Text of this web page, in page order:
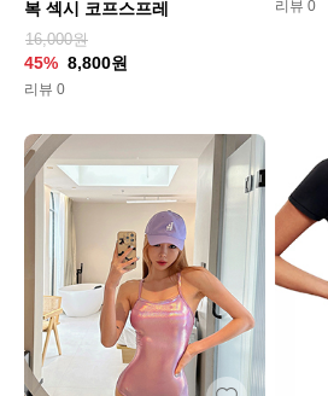
복 섹시 코프스프레
16,000원
45% 8,800원
리뷰 0
리뷰 0